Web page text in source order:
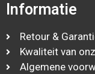
Informatie
Retour &
Kwaliteit van
Algemene